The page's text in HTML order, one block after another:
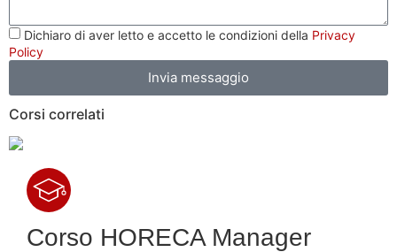
Dichiaro di aver letto e accetto le condizioni della Privacy
Policy
Invia messaggio
Corsi correlati
Corso HORECA Manager